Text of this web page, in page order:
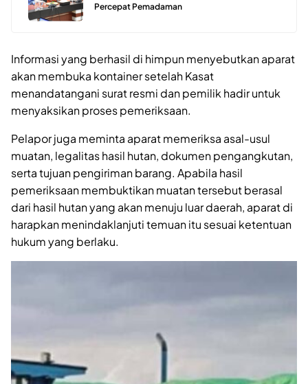
Percepat Pemadaman
Informasi yang berhasil di himpun menyebutkan aparat
akan membuka kontainer setelah Kasat
menandatangani surat resmi dan pemilik hadir untuk
menyaksikan proses pemeriksaan.
Pelapor juga meminta aparat memeriksa asal-usul
muatan, legalitas hasil hutan, dokumen pengangkutan,
serta tujuan pengiriman barang. Apabila hasil
pemeriksaan membuktikan muatan tersebut berasal
dari hasil hutan yang akan menuju luar daerah, aparat di
harapkan menindaklanjuti temuan itu sesuai ketentuan
hukum yang berlaku.